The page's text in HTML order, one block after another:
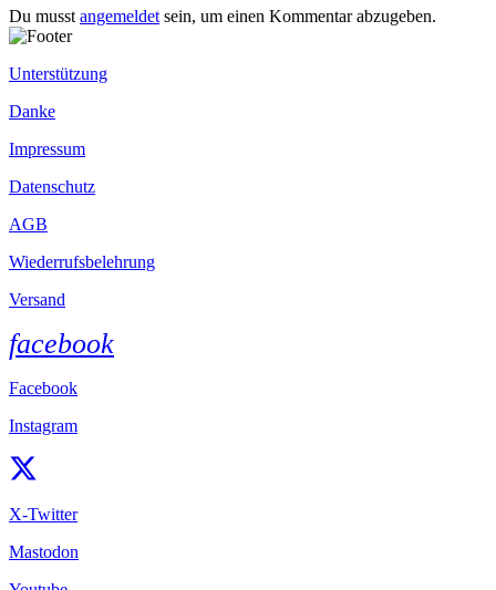
Du musst angemeldet sein, um einen Kommentar abzugeben.
Unterstützung
Danke
Impressum
Datenschutz
AGB
Wiederrufsbelehrung
Versand
facebook
Facebook
Instagram
X-Twitter
Mastodon